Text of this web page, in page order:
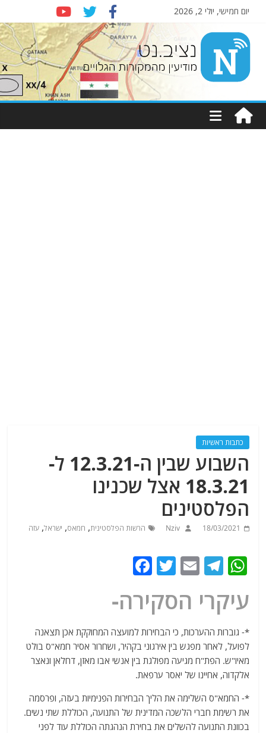
יום חמישי, יולי 2, 2026
Nziv.net
מודיעין
מהמקורות
כתבות ראשיות
השבוע שבין ה-12.3.21 ל-
18.3.21 אצל שכנינו
הפלסטינים
18/03/2021
Nziv הרשות הפלסטינית, חמאס, ישראל,עזה
W
at
s
A
p
p
T
e
g
ra
m
E
ai
l
T
itt
er
c
e
b
o
k
עיקרי הסקירה-
*- גוברות ההערכות, כי הבחירות למועצה המחוקקת אכן תצאנה
לפועל, לאחר מפגש בין אירגוני בקהיר, ושחרור אסיר חמא"ס בולט
מאיו"ש. הפת"ח מגיעה מפולגת בין אנשי אבו מאזן, דחלאן ונאצר
אלקדוה, אחיינו של יאסר ערפאת.
*- החמא"ס השלימה את הליך הבחירות הפנימיות בעזה, ופרסמה
את רשימת חברי הלשכה המדינית של התנועה, הכוללת שתי נשים.
בכוונת התנועה להשלים את בחירת הנהגתה הכוללת עוד לפני